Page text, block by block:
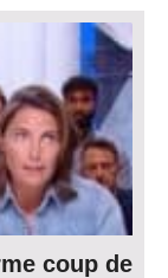
coup de